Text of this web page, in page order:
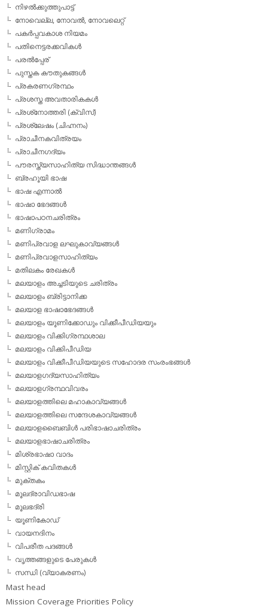
നിഴല്‍ക്കുത്തുപാട്ട്
നോവെല്ല, നോവല്‍, നോവലെറ്റ്
പകര്‍പ്പവകാശ നിയമം
പതിനെട്ടരക്കവികള്‍
പരല്‍പ്പേര്
പുസ്തക കൗതുകങ്ങള്‍
പ്രകരണഗ്രന്ഥം
പ്രശസ്ത അവതാരികകള്‍
പ്രശ്‌നോത്തരി (ക്വിസ്)
പ്രശ്ലേഷം (ചിഹ്നനം)
പ്രാചീനകവിത്രയം
പ്രാചീനഗദ്യം
പൗരസ്ത്യസാഹിത്യ സിദ്ധാന്തങ്ങള്‍
ബ്രഹൂയി ഭാഷ
ഭാഷ എന്നാല്‍
ഭാഷാ ഭേദങ്ങള്‍
ഭാഷാപഠനചരിത്രം
മണിഗ്രാമം
മണിപ്രവാള ലഘുകാവ്യങ്ങള്‍
മണിപ്രവാളസാഹിത്യം
മതിലകം രേഖകള്‍
മലയാളം അച്ചടിയുടെ ചരിത്രം
മലയാളം ബ്രിട്ടാനിക്ക
മലയാള ഭാഷാഭേദങ്ങള്‍
മലയാളം യൂണിക്കോഡും വിക്കീപീഡിയയും
മലയാളം വിക്കിഗ്രന്ഥശാല
മലയാളം വിക്കിപീഡിയ
മലയാളം വിക്കീപീഡിയയുടെ സഹോദര സംരംഭങ്ങള്‍
മലയാളഗദ്യസാഹിത്യം
മലയാളഗ്രന്ഥവിവരം
മലയാളത്തിലെ മഹാകാവ്യങ്ങള്‍
മലയാളത്തിലെ സന്ദേശകാവ്യങ്ങള്‍
മലയാളബൈബിള്‍ പരിഭാഷാചരിത്രം
മലയാളഭാഷാചരിത്രം
മിശ്രഭാഷാ വാദം
മിസ്റ്റിക് കവിതകള്‍
മുക്തകം
മൂലദ്രാവിഡഭാഷ
മൂലഭദ്രി
യൂണികോഡ്
വായനദിനം
വിപരീത പദങ്ങള്‍
വൃത്തങ്ങളുടെ പേരുകള്‍
സന്ധി (വ്യാകരണം)
Mast head
Mission Coverage Priorities Policy